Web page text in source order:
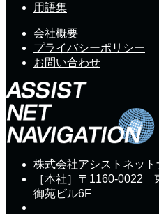
用語集
会社概要
プライバシーポリシー
お問い合わせ
株式会社アシストネッ
［本社］〒1160-0022
御苑ビル6F